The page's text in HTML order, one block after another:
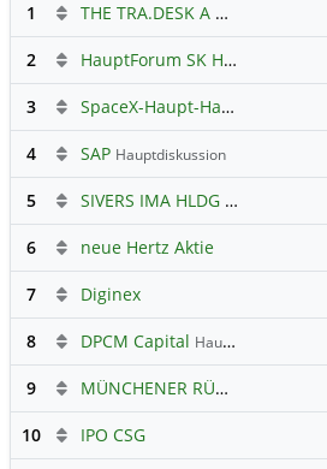
1
THE TRA.DESK A DL-,000001
2 HauptForum SK HYNIC
3 SpaceX-Haupt-Hauptforum
4 SAP Hauptdiskussion
5 SIVERS IMA HLDG Hauptdiskussion
6 neue Hertz Aktie
7 Diginex
8 DPCM Capital Hauptdiskussion
9 MÜNCHENER RÜCK
10 IPO CSG